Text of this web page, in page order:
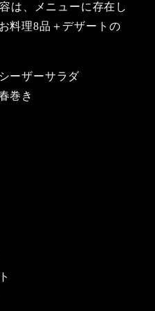
は、メニューに存在し
料理8品＋デザートの
シーザーサラダ
巻き
ト